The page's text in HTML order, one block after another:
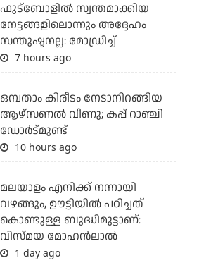
ഫുട്ബോളില്‍ സ്വന്തമാക്കിയ
നേട്ടങ്ങളിലൊന്നും അദ്ദേഹം
സന്തുഷ്ടനല്ല: മോഡ്രിച്ച്
7 hours ago
ഒമ്പതാം കിരീടം നേടാനിറങ്ങിയ
ആഴ്സണല്‍ വീണു; കപ്പ് റാഞ്ചി
ഡോര്‍ട്മുണ്ട്
10 hours ago
മലയാളം എനിക്ക് നന്നായി
വഴങ്ങും, ഊട്ടിയില്‍ പഠിച്ചത്
കൊണ്ടുള്ള ബുദ്ധിമുട്ടാണ്:
വിസ്മയ മോഹന്‍ലാല്‍
1 day ago